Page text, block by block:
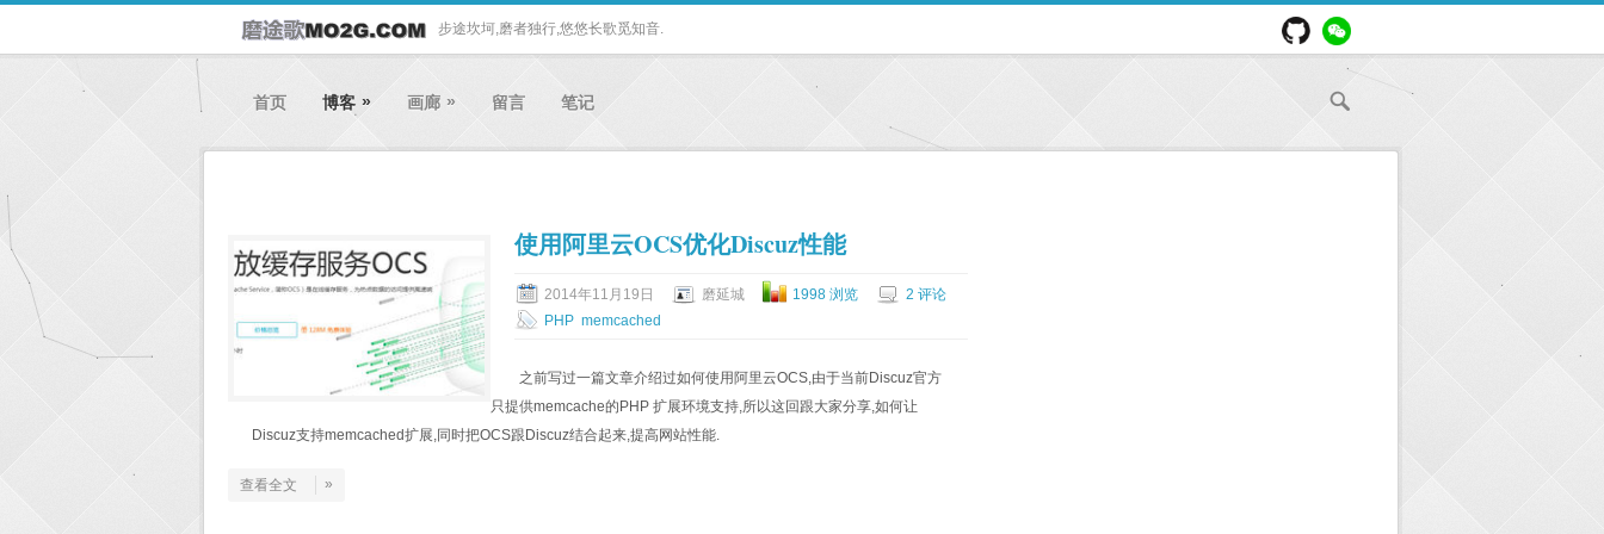
步途坎坷,磨者独行,悠悠长歌觅知音.
首页 博客 » 画廊 » 留言 笔记
使用阿里云OCS优化Discuz性能
2014年11月19日 磨延城 1998 浏览
2 评论
PHP memcached
之前写过一篇文章介绍过如何使用阿里云OCS,由于当前Discuz官方
只提供memcache的PHP 扩展环境支持,所以这回跟大家分享,如何让
Discuz支持memcached扩展,同时把OCS跟Discuz结合起来,提高网站性能.
查看全文 »